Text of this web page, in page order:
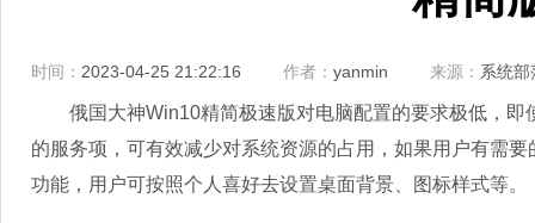
时间： 2023-04-25 21:22:16 作者： yanmin 来源： 系统部
俄国大神Win10精简极速版对电脑配置的要求极低，即
的服务项，可有效减少对系统资源的占用，如果用户有需
功能，用户可按照个人喜好去设置桌面背景、图标样式等。